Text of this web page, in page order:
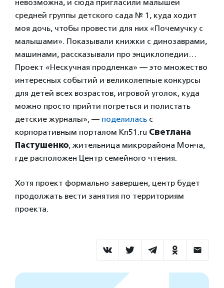
невозможна, и сюда пригласили малышей
средней группы детского сада № 1, куда ходит
моя дочь, чтобы провести для них «Почемучку с
малышами». Показывали книжки с динозаврами,
машинами, рассказывали про энциклопедии…
Проект «Нескучная продленка» — это множество
интересных событий и великолепные конкурсы
для детей всех возрастов, игровой уголок, куда
можно просто прийти погреться и полистать
детские журналы», — поделилась с
корпоративным порталом Kn51.ru Светлана
Пастушенко, жительница микрорайона Монча,
где расположен Центр семейного чтения.
Хотя проект формально завершен, центр будет
продолжать вести занятия по территориям
проекта.